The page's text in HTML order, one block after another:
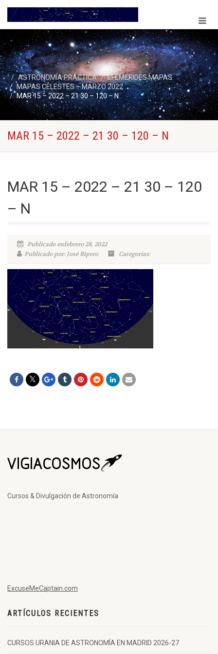
ASTRONOMÍA PRÁCTICA
EFEMERIDES MAPAS
MAPAS CELESTES – MARZO 2022
MAR 15 – 2022 – 21 30 – 120 – N
MAR 15 – 2022 – 21 30 – 120 – N
MAR 15 – 2022 – 21 30 – 120
– N
Publicado enfebrero 28, 2022
Publicado por: José Ripero
Categorías:
Cursos & Divulgación de Astronomía
ExcuseMeCaptain.com
ARTÍCULOS RECIENTES
CURSOS URANIA DE ASTRONOMÍA EN MADRID 2026-27